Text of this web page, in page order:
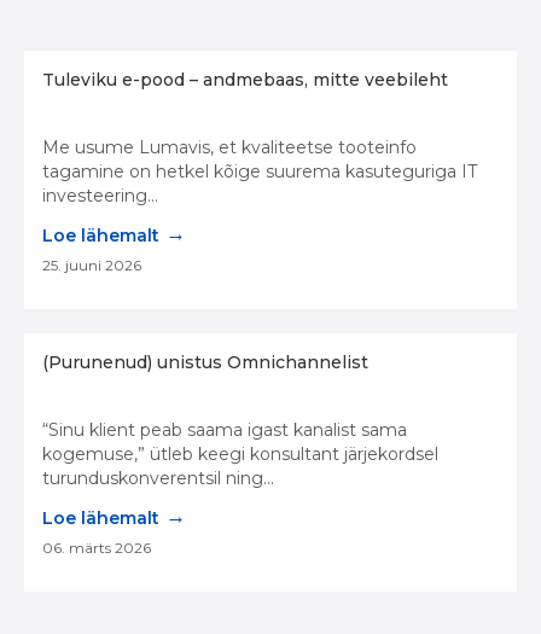
Tuleviku e-pood – andmebaas, mitte veebileht
Me usume Lumavis, et kvaliteetse tooteinfo
tagamine on hetkel kõige suurema kasuteguriga IT
investeering...
Loe lähemalt →
25. juuni 2026
(Purunenud) unistus Omnichannelist
“Sinu klient peab saama igast kanalist sama
kogemuse,” ütleb keegi konsultant järjekordsel
turunduskonverentsil ning...
Loe lähemalt →
06. märts 2026